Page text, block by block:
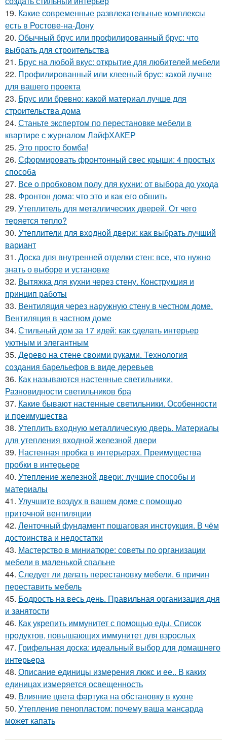
19. Какие современные развлекательные комплексы
есть в Ростове-на-Дону
20. Обычный брус или профилированный брус: что
выбрать для строительства
21. Брус на любой вкус: открытие для любителей мебели
22. Профилированный или клееный брус: какой лучше
для вашего проекта
23. Брус или бревно: какой материал лучше для
строительства дома
24. Станьте экспертом по перестановке мебели в
квартире с журналом ЛайфХАКЕР
25. Это просто бомба!
26. Сформировать фронтонный свес крыши: 4 простых
способа
27. Все о пробковом полу для кухни: от выбора до ухода
28. Фронтон дома: что это и как его обшить
29. Утеплитель для металлических дверей. От чего
теряется тепло?
30. Утеплители для входной двери: как выбрать лучший
вариант
31. Доска для внутренней отделки стен: все, что нужно
знать о выборе и установке
32. Вытяжка для кухни через стену. Конструкция и
принцип работы
33. Вентиляция через наружную стену в честном доме.
Вентиляция в частном доме
34. Стильный дом за 17 идей: как сделать интерьер
уютным и элегантным
35. Дерево на стене своими руками. Технология
создания барельефов в виде деревьев
36. Как называются настенные светильники.
Разновидности светильников бра
37. Какие бывают настенные светильники. Особенности
и преимущества
38. Утеплить входную металлическую дверь. Материалы
для утепления входной железной двери
39. Настенная пробка в интерьерах. Преимущества
пробки в интерьере
40. Утепление железной двери: лучшие способы и
материалы
41. Улучшите воздух в вашем доме с помощью
приточной вентиляции
42. Ленточный фундамент пошаговая инструкция. В чём
достоинства и недостатки
43. Мастерство в миниатюре: советы по организации
мебели в маленькой спальне
44. Следует ли делать перестановку мебели. 6 причин
переставить мебель
45. Бодрость на весь день. Правильная организация дня
и занятости
46. Как укрепить иммунитет с помощью еды. Список
продуктов, повышающих иммунитет для взрослых
47. Грифельная доска: идеальный выбор для домашнего
интерьера
48. Описание единицы измерения люкс и ее.. В каких
единицах измеряется освещенность
49. Влияние цвета фартука на обстановку в кухне
50. Утепление пенопластом: почему ваша мансарда
может капать